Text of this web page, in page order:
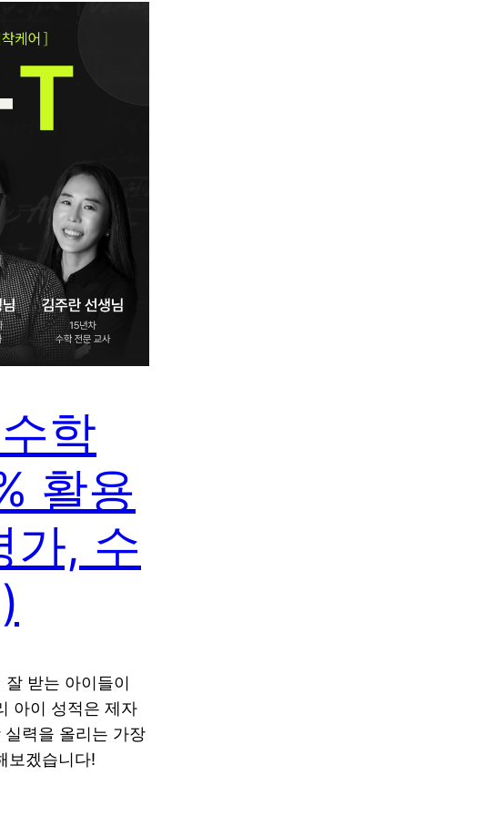
학
활용
가, 수
받는 아이들이
아이 성적은 제자
력을 올리는 가장
보겠습니다!